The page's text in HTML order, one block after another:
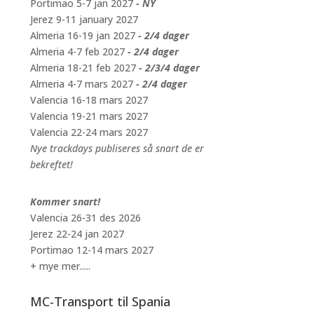
Portimao 5-7 jan 2027 - NY
Jerez 9-11 january 2027
Almeria 16-19 jan 2027 - 2/4 dager
Almeria 4-7 feb 2027 - 2/4 dager
Almeria 18-21 feb 2027 - 2/3/4 dager
Almeria 4-7 mars 2027 - 2/4 dager
Valencia 16-18 mars 2027
Valencia 19-21 mars 2027
Valencia 22-24 mars 2027
Nye trackdays publiseres så snart de er
bekreftet!
Kommer snart!
Valencia 26-31 des 2026
Jerez 22-24 jan 2027
Portimao 12-14 mars 2027
+ mye mer.....
MC-Transport til Spania